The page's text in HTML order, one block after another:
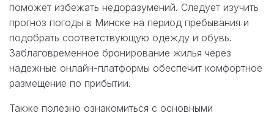
поможет избежать недоразумений. Следует изучить
прогноз погоды в Минске на период пребывания и
подобрать соответствующую одежду и обувь.
Заблаговременное бронирование жилья через
надежные онлайн-платформы обеспечит комфортное
размещение по прибытии.
Также полезно ознакомиться с основными